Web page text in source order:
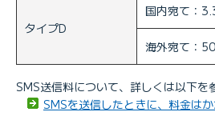
タイプD
国内宛て：
海外宛て：
SMS送信料について、詳しくは以下を
SMSを送信したときに、料金は